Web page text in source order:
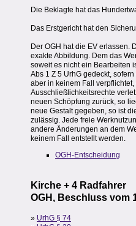
Die Beklagte hat das
Das Erstgericht hat den
Der OGH hat die EV erlassen.
exakte Abbildung. Dem das
soweit es nicht ein Bearbeiten
Abs 1 Z 5 UrhG gedeckt,
aber in keinem Fall
Ausschließlichkeitsrechte
neuen Schöpfung zurück, so
neue Gestalt gegeben, so ist
zulässig. Jede freie
andere Änderungen an dem
keinem Fall entstellt werden.
OGH-Entscheidung
Kirche + 4 Radfahrer
OGH, Beschluss vom
» UrhG § 74